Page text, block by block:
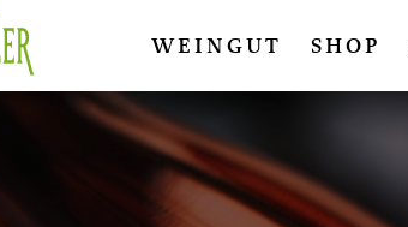
WEINGUT SHOP